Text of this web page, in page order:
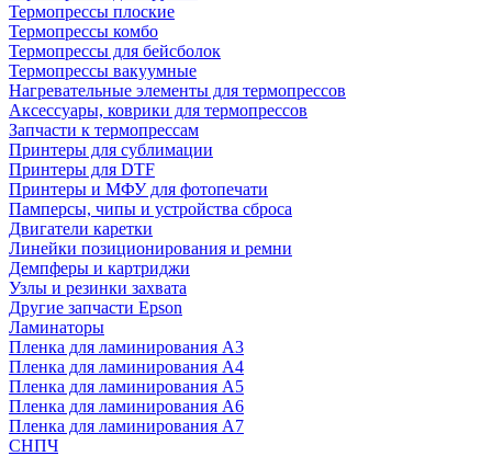
Термопрессы плоские
Термопрессы комбо
Термопрессы для бейсболок
Термопрессы вакуумные
Нагревательные элементы для термопрессов
Аксессуары, коврики для термопрессов
Запчасти к термопрессам
Принтеры для сублимации
Принтеры для DTF
Принтеры и МФУ для фотопечати
Памперсы, чипы и устройства сброса
Двигатели каретки
Линейки позиционирования и ремни
Демпферы и картриджи
Узлы и резинки захвата
Другие запчасти Epson
Ламинаторы
Пленка для ламинирования А3
Пленка для ламинирования А4
Пленка для ламинирования А5
Пленка для ламинирования А6
Пленка для ламинирования А7
СНПЧ